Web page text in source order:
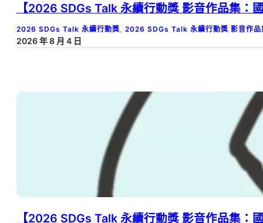
【2026 SDGs Talk 永續行動獎 影音作品集
2026 SDGs Talk 永續行動獎 2026 SDGs Talk 永續行動獎 影音作品
2026 年 8 月 4 日
【2026 SDGs Talk 永續行動獎 影音作品集：